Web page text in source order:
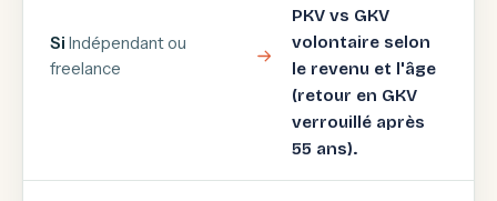
Si Indépendant ou
freelance
PKV vs GKV
volontaire selon
le revenu et l'âge
(retour en GKV
verrouillé après
55 ans).